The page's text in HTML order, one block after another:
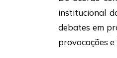
institucional
debates em
provocações